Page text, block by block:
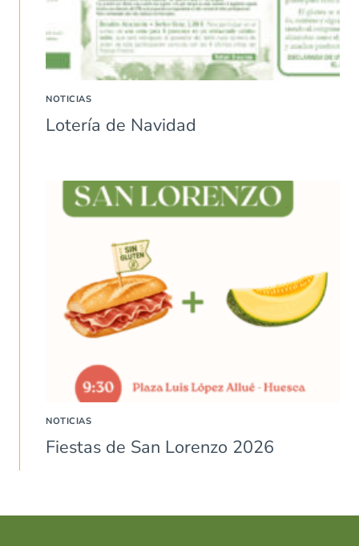
NOTICIAS
Lotería de Navidad
NOTICIAS
Fiestas de San Lorenzo 2026